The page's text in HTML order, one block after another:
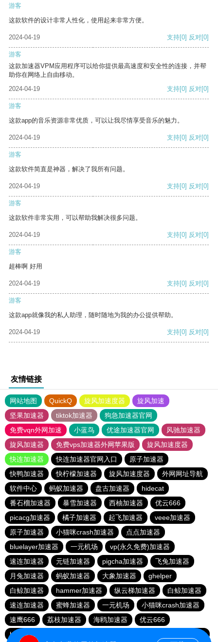
游客
这款软件的设计非常人性化，使用起来非常方便。
2024-04-19 支持[0] 反对[0]
游客
这款加速器VPM应用程序可以给你提供最高速度和安全性的连接，并帮
助你在网络上自由移动。
2024-04-19
支持[0] 反对[0]
游客
这款app的音乐资源非常优质，可以让我尽情享受音乐的魅力。
2024-04-19 支持[0] 反对[0]
游客
这款软件简直是神器，解决了我所有问题。
2024-04-19 支持[0] 反对[0]
游客
这款软件非常实用，可以帮助我解决很多问题。
2024-04-19 支持[0] 反对[0]
游客
超棒啊 好用
2024-04-19 支持[0] 反对[0]
游客
这款app就像我的私人助理，随时随地为我的办公提供帮助。
2024-04-19 支持[0] 反对[0]
友情链接
网站地图 QuickQ 旋风加速度器
旋风加速
坚果加速器
tiktok加速器
狗急加速器官网
免费vqn外网加速
小蓝鸟 优途加速器官网
风驰加速器
旋风加速器
免费vps加速器外网苹果版
旋风加速度器
快连加速器
快连加速器官网入口
原子加速器
快鸭加速器
快柠檬加速器 旋风加速度器
外网网址导航
软件中心
蚂蚁加速器 盘古加速器
hidecat
番石榴加速器
暴雪加速器 西柚加速器
优云666
picacg加速器
橘子加速器 起飞加速器
veee加速器
原子加速器
小猫咪crash加速器
点点加速器
bluelayer加速器
一元机场
vp(永久免费)加速器
速连加速器
元链加速器 pigcha加速器
飞兔加速器
月兔加速器
蚂蚁加速器 大象加速器
ghelper
白鲸加速器
hammer加速器 纵云梯加速器
白鲸加速器
速连加速器
蜜蜂加速器 一元机场
小猫咪crash加速器
速鹰666
荔枝加速器 海鸥加速器
优云666
baacloud官网
bluelayer加速器